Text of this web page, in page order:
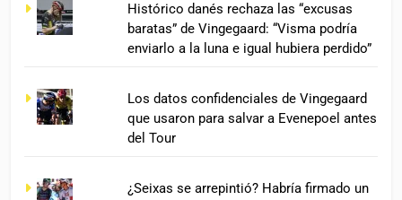
Histórico danés rechaza las “excusas
baratas” de Vingegaard: “Visma podría
enviarlo a la luna e igual hubiera perdido”
Los datos confidenciales de Vingegaard
que usaron para salvar a Evenepoel antes
del Tour
¿Seixas se arrepintió? Habría firmado un